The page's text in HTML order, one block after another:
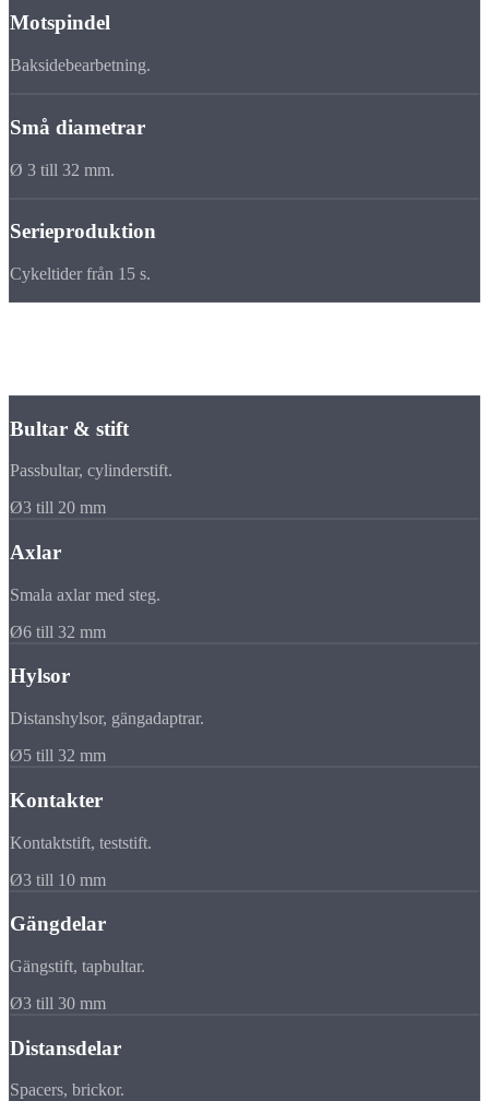
Motspindel
Baksidebearbetning.
Små diametrar
Ø 3 till 32 mm.
Serieproduktion
Cykeltider från 15 s.
Bultar & stift
Passbultar, cylinderstift.
Ø3 till 20 mm
Axlar
Smala axlar med steg.
Ø6 till 32 mm
Hylsor
Distanshylsor, gängadaptrar.
Ø5 till 32 mm
Kontakter
Kontaktstift, teststift.
Ø3 till 10 mm
Gängdelar
Gängstift, tapbultar.
Ø3 till 30 mm
Distansdelar
Spacers, brickor.